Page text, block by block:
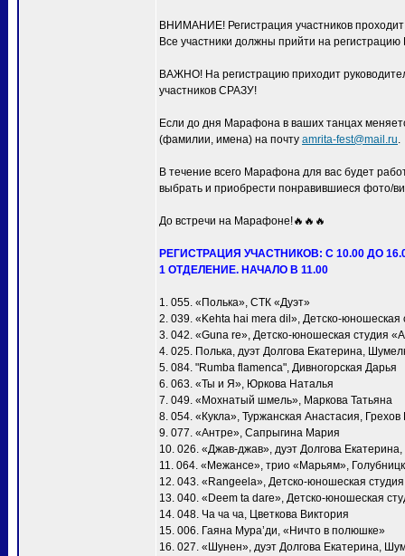
ВНИМАНИЕ! Регистрация участников
Все участники должны прийти на
ВАЖНО! На регистрацию приходит
участников СРАЗУ!
Если до дня Марафона в ваших танцах
(фамилии, имена) на почту amrita-fest@mail.ru.
В течение всего Марафона для вас будет
выбрать и приобрести понравившиеся фото/
До встречи на Марафоне!🔥🔥🔥
РЕГИСТРАЦИЯ УЧАСТНИКОВ: С 10.00 ДО
1 ОТДЕЛЕНИЕ. НАЧАЛО В 11.00
1. 055. «Полька», СТК «Дуэт»
2. 039. «Kehta hai mera dil», Детско-юношеская
3. 042. «Guna re», Детско-юношеская студия
4. 025. Полька, дуэт Долгова Екатерина,
5. 084. "Rumba flamenca", Дивногорская Дарья
6. 063. «Ты и Я», Юркова Наталья
7. 049. «Мохнатый шмель», Маркова Татьяна
8. 054. «Кукла», Туржанская Анастасия, Грехов
9. 077. «Антре», Сапрыгина Мария
10. 026. «Джав-джав», дуэт Долгова
11. 064. «Межансе», трио «Марьям»,
12. 043. «Rangeela», Детско-юношеская
13. 040. «Deem ta dare», Детско-юношеская
14. 048. Ча ча ча, Цветкова Виктория
15. 006. Гаяна Мура’ди, «Ничто в полюшке»
16. 027. «Шунен», дуэт Долгова Екатерина,